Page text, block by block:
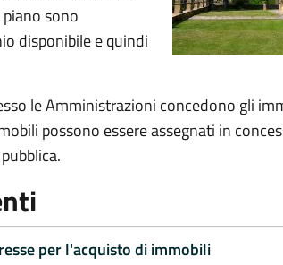
sono
disponibile e quindi
le Amministrazioni concedono gli
possono essere assegnati in
per l'acquisto di immobili